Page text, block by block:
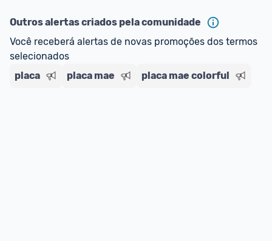
Outros alertas criados pela comunidade
Você receberá alertas de novas promoções dos termos
selecionados
placa
placa mae placa mae colorful